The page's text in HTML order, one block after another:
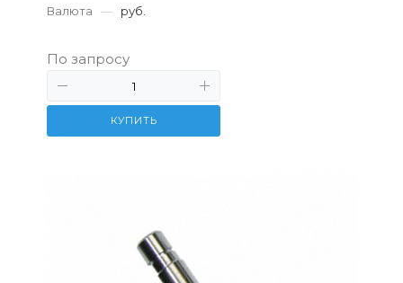
Валюта — руб.
По запросу
КУПИТЬ